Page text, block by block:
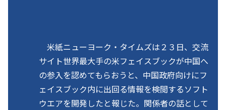
米紙ニューヨーク・タイムズは２３日、交流
サイト世界最大手の米フェイスブックが中国へ
の参入を認めてもらおうと、中国政府向けにフ
ェイスブック内に出回る情報を検閲するソフト
ウエアを開発したと報じた。関係者の話として